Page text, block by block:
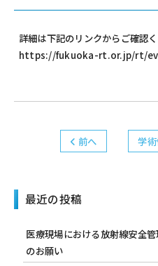
詳細は下記のリンクからご確認く
https://fukuoka-rt.or.jp/rt/
前へ 学
最近の投稿
医療現場における放射線安全
のお願い